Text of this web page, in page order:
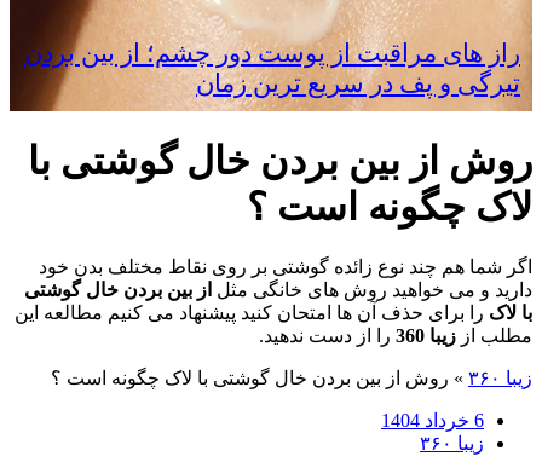
راز های مراقبت از پوست دور چشم؛ از بین بردن
تیرگی و پف در سریع‌ ترین زمان
روش از بین بردن خال گوشتی با
لاک چگونه است ؟
اگر شما هم چند نوع زائده گوشتی بر روی نقاط مختلف بدن خود
دارید و می خواهید روش های خانگی مثل از بین بردن خال گوشتی
با لاک را برای حذف آن ها امتحان کنید پیشنهاد می کنیم مطالعه این
مطلب از زیبا 360 را از دست ندهید.
زیبا ۳۶۰ » روش از بین بردن خال گوشتی با لاک چگونه است ؟
6 خرداد 1404
زیبا ۳۶۰